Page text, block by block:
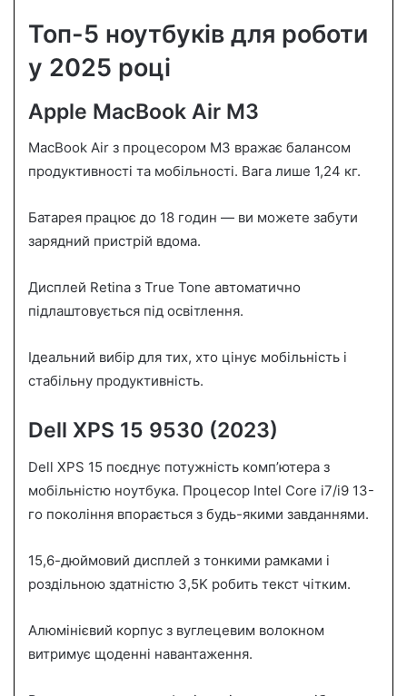
Топ-5 ноутбуків для роботи
у 2025 році
Apple MacBook Air M3
MacBook Air з процесором M3 вражає балансом
продуктивності та мобільності. Вага лише 1,24 кг.
Батарея працює до 18 годин — ви можете забути
зарядний пристрій вдома.
Дисплей Retina з True Tone автоматично
підлаштовується під освітлення.
Ідеальний вибір для тих, хто цінує мобільність і
стабільну продуктивність.
Dell XPS 15 9530 (2023)
Dell XPS 15 поєднує потужність комп’ютера з
мобільністю ноутбука. Процесор Intel Core i7/i9 13-
го покоління впорається з будь-якими завданнями.
15,6-дюймовий дисплей з тонкими рамками і
роздільною здатністю 3,5K робить текст чітким.
Алюмінієвий корпус з вуглецевим волокном
витримує щоденні навантаження.